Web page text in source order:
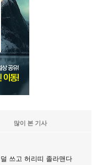
많이 본 기사
쓰고 허리띠 졸라맨다